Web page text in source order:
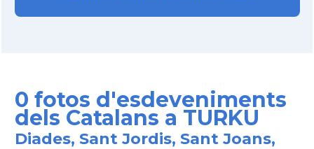
0 fotos d'esdeveniments
dels Catalans a TURKU
Diades, Sant Jordis, Sant Joans,